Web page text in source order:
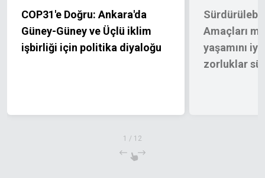
COP31'e Doğru: Ankara'da
Güney-Güney ve Üçlü iklim
işbirliği için politika diyaloğu
Amaçları
yaşamını
zorluklar
1 / 12